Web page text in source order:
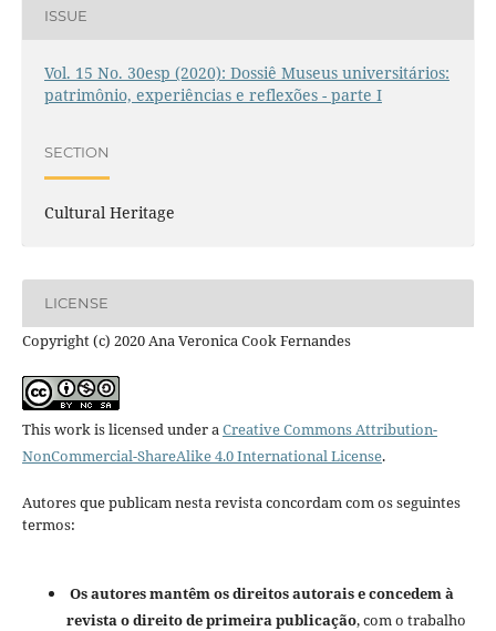
ISSUE
Vol. 15 No. 30esp (2020): Dossiê Museus universitários:
patrimônio, experiências e reflexões - parte I
SECTION
Cultural Heritage
LICENSE
Copyright (c) 2020 Ana Veronica Cook Fernandes
This work is licensed under a Creative Commons Attribution-
NonCommercial-ShareAlike 4.0 International License.
Autores que publicam nesta revista concordam com os seguintes
termos:
Os autores mantêm os direitos autorais e concedem à
revista o direito de primeira publicação, com o trabalho